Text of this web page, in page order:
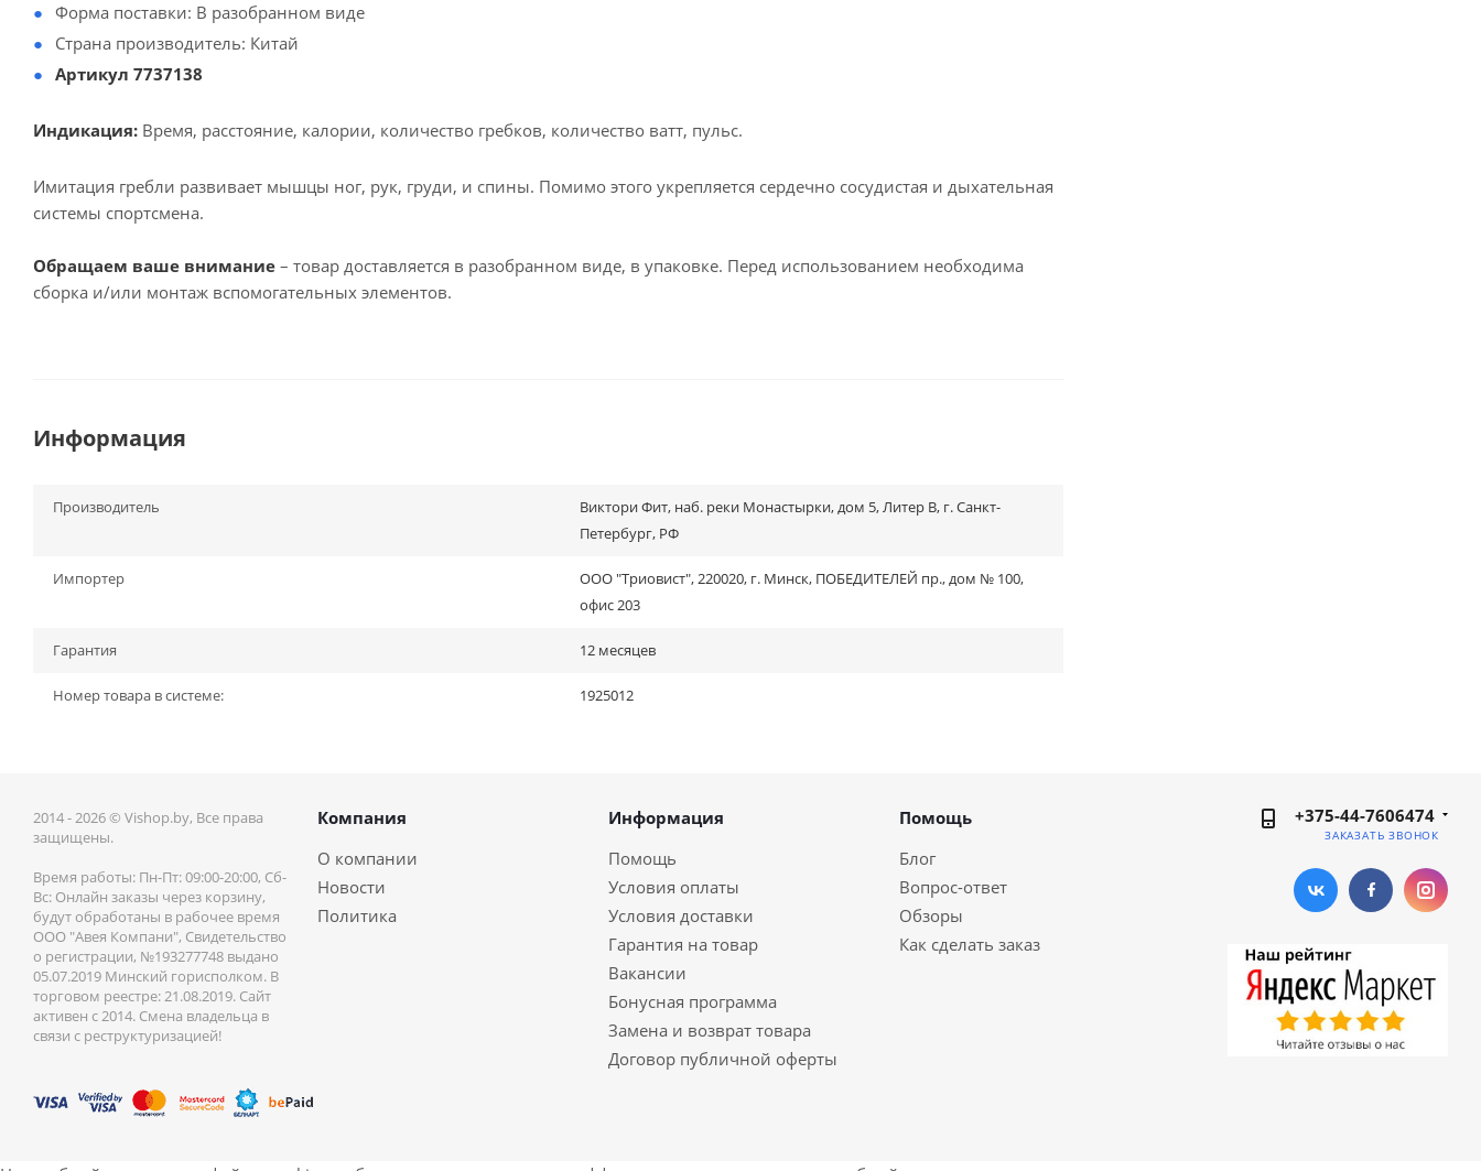
Форма поставки: В разобранном виде
Страна производитель: Китай
Артикул 7737138
Индикация: Время, расстояние, калории, количество гребков, количество ватт, пульс.
Имитация гребли развивает мышцы ног, рук, груди, и спины. Помимо этого укрепляется сердечно сосудистая и дыхательная
системы спортсмена.
Обращаем ваше внимание – товар доставляется в разобранном виде, в упаковке. Перед использованием необходима
сборка и/или монтаж вспомогательных элементов.
Информация
Производитель
Виктори Фит, наб. реки Монастырки, дом 5, Литер В, г. Санкт-
Петербург, РФ
Импортер
ООО "Триовист", 220020, г. Минск, ПОБЕДИТЕЛЕЙ пр., дом № 100,
офис 203
Гарантия 12 месяцев
Номер товара в системе: 1925012
2014 - 2026 © Vishop.by, Все права
защищены.
Время работы: Пн-Пт: 09:00-20:00, Сб-
Вс: Онлайн заказы через корзину,
будут обработаны в рабочее время
ООО "Авея Компани", Свидетельство
о регистрации, №193277748 выдано
05.07.2019 Минский горисполком. В
торговом реестре: 21.08.2019. Сайт
активен с 2014. Смена владельца в
связи с реструктуризацией!
Компания
О компании
Новости
Политика
Информация
Помощь
Условия оплаты
Условия доставки
Гарантия на товар
Вакансии
Бонусная программа
Замена и возврат товара
Договор публичной оферты
Помощь
Блог
Вопрос-ответ
Обзоры
Как сделать заказ
+375-44-7606474
ЗАКАЗАТЬ ЗВОНОК